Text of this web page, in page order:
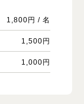
1,800円 / 名
1,500円
1,000円